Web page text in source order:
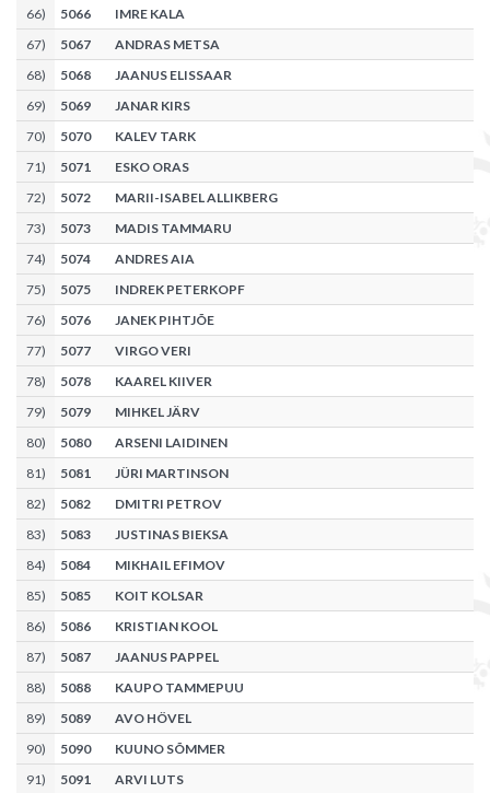
66) 5066
IMRE KALA
67) 5067
ANDRAS METSA
68) 5068
JAANUS ELISSAAR
69) 5069
JANAR KIRS
70) 5070
KALEV TARK
71) 5071
ESKO ORAS
72) 5072
MARII-ISABEL ALLIKBERG
73) 5073
MADIS TAMMARU
74) 5074
ANDRES AIA
75) 5075
INDREK PETERKOPF
76) 5076
JANEK PIHTJÕE
77) 5077
VIRGO VERI
78) 5078
KAAREL KIIVER
79) 5079
MIHKEL JÄRV
80) 5080
ARSENI LAIDINEN
81) 5081
JÜRI MARTINSON
82) 5082
DMITRI PETROV
83) 5083
JUSTINAS BIEKSA
84) 5084
MIKHAIL EFIMOV
85) 5085
KOIT KOLSAR
86) 5086
KRISTIAN KOOL
87) 5087
JAANUS PAPPEL
88) 5088
KAUPO TAMMEPUU
89) 5089
AVO HÖVEL
90) 5090
KUUNO SÕMMER
91) 5091 ARVI LUTS